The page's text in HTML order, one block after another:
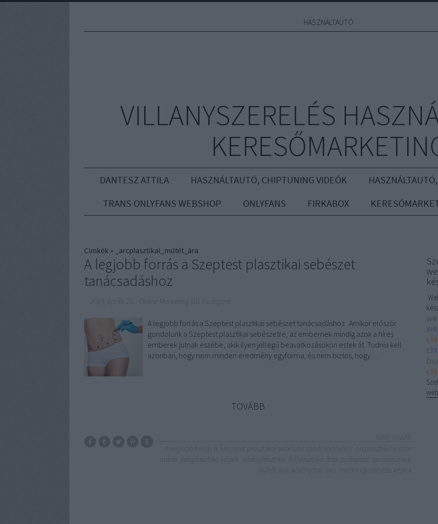
HASZNÁLTAUTÓ
VILLANYSZERELÉS
DANTESZ ATTILA HASZNÁLTAUTÓ, CHIPTUNING VIDEÓK
TRANS ONLYFANS WEBSHOP
ONLYFANS FIRKABOX
Címkék » _arcplasztikai_műtét_ára
A legjobb forrás a Szeptest plasztikai sebészet
tanácsadáshoz
Online Marketing 101 Budapest
A legjobb forrás a Szeptest plasztikai sebészet tanácsadáshoz Amikor először
gondolunk a Szeptest plasztikai sebészetre, az embernek mindig azok a híres
emberek jutnak eszébe, akik ilyen jellegű beavatkozásokon estek át. Tudnia kell
azonban, hogy nem minden eredmény egyforma, és nem biztos, hogy…
TOVÁBB